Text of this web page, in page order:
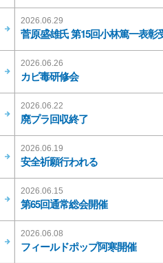
2026.06.29
菅原盛雄氏 第15回小林篤一表彰
2026.06.26
カビ毒研修会
2026.06.22
廃プラ回収終了
2026.06.19
安全祈願行われる
2026.06.15
第65回通常総会開催
2026.06.08
フィールドポップ阿寒開催